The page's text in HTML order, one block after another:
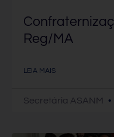
Reg/MA
LEIA MAIS
Secretária ASANM